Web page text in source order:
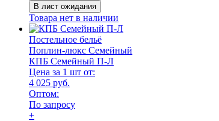
В лист ожидания
Товара нет в наличии
Постельное бельё
Поплин-люкс Семейный
КПБ Семейный П-Л
Цена за 1 шт от:
4 025 руб.
Оптом:
По запросу
+